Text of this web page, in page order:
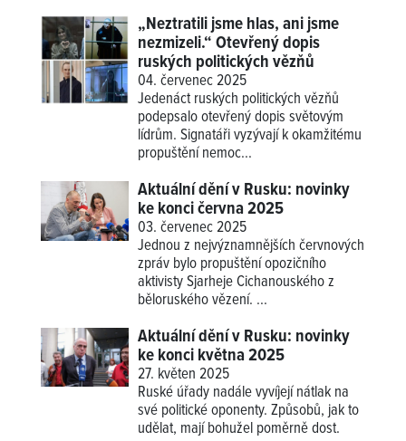
„Neztratili jsme hlas, ani jsme
nezmizeli.“ Otevřený dopis
ruských politických vězňů
04. červenec 2025
Jedenáct ruských politických vězňů
podepsalo otevřený dopis světovým
lídrům. Signatáři vyzývají k okamžitému
propuštění nemoc...
Aktuální dění v Rusku: novinky
ke konci června 2025
03. červenec 2025
Jednou z nejvýznamnějších červnových
zpráv bylo propuštění opozičního
aktivisty Sjarheje Cichanouského z
běloruského vězení. ...
Aktuální dění v Rusku: novinky
ke konci května 2025
27. květen 2025
Ruské úřady nadále vyvíjejí nátlak na
své politické oponenty. Způsobů, jak to
udělat, mají bohužel poměrně dost.